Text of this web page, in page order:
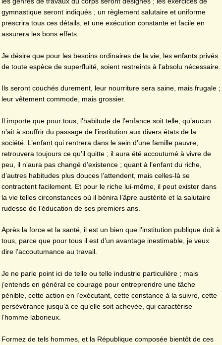
gymnastique seront indiqués ; un règlement salutaire et uniforme
prescrira tous ces détails, et une exécution constante et facile en
assurera les bons effets.
Je désire que pour les besoins ordinaires de la vie, les enfants privés
de toute espèce de superfluité, soient restreints à l’absolu nécessaire.
Ils seront couchés durement, leur nourriture sera saine, mais frugale ;
leur vêtement commode, mais grossier.
Il importe que pour tous, l’habitude de l’enfance soit telle, qu’aucun
n’ait à souffrir du passage de l’institution aux divers états de la
société. L’enfant qui rentrera dans le sein d’une famille pauvre,
retrouvera toujours ce qu’il quitte ; il aura été accoutumé à vivre de
peu, il n’aura pas changé d’existence ; quant à l’enfant du riche,
d’autres habitudes plus douces l’attendent, mais celles-là se
contractent facilement. Et pour le riche lui-même, il peut exister dans
la vie telles circonstances où il bénira l’âpre austérité et la salutaire
rudesse de l’éducation de ses premiers ans.
Après la force et la santé, il est un bien que l’institution publique doit à
tous, parce que pour tous il est d’un avantage inestimable, je veux
dire l’accoutumance au travail.
Je ne parle point ici de telle ou telle industrie particulière ; mais
j’entends en général ce courage pour entreprendre une tâche
pénible, cette action en l’exécutant, cette constance à la suivre, cette
persévérance jusqu’à ce qu’elle soit achevée, qui caractérise
l’homme laborieux.
Formez de tels hommes, et la République composée bientôt de ces